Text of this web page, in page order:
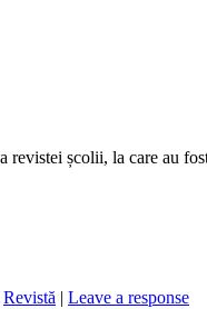
școlii, la care au
Revistă | Leave a response